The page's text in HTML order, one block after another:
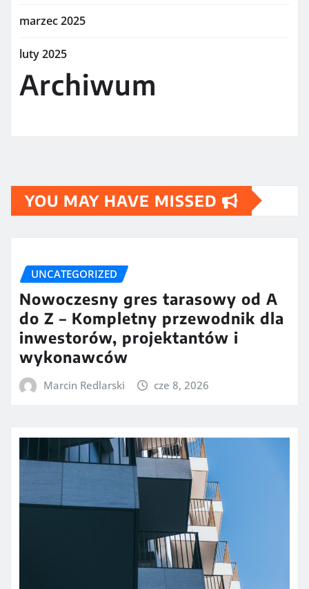
marzec 2025
luty 2025
Archiwum
YOU MAY HAVE MISSED
UNCATEGORIZED
Nowoczesny gres tarasowy od A
do Z – Kompletny przewodnik dla
inwestorów, projektantów i
wykonawców
Marcin Redlarski cze 8, 2026